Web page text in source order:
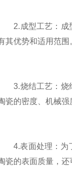
2.成型工艺：成型
其优势和适用范
3.烧结工艺：烧结
瓷的密度、机械
4.表面处理：为了
瓷的表面质量，